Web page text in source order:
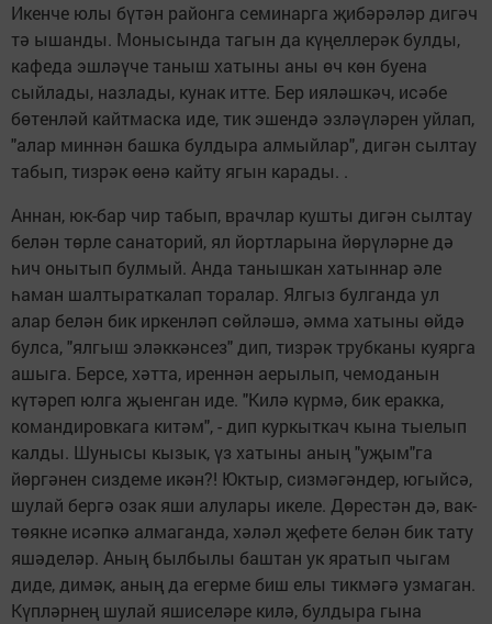
Икенче юлы бүтән районга семинарга җибәрәләр дигәч
тә ышанды. Монысында тагын да күңеллерәк булды,
кафеда эшләүче таныш хатыны аны өч көн буена
сыйлады, назлады, кунак итте. Бер ияләшкәч, исәбе
бөтенләй кайтмаска иде, тик эшендә эзләүләрен уйлап,
"алар миннән башка булдыра алмыйлар", дигән сылтау
табып, тизрәк өенә кайту ягын карады. .
Аннан, юк-бар чир табып, врачлар кушты дигән сылтау
белән төрле санаторий, ял йортларына йөрүләрне дә
һич онытып булмый. Анда танышкан хатыннар әле
һаман шалтыраткалап торалар. Ялгыз булганда ул
алар белән бик иркенләп сөйләшә, әмма хатыны өйдә
булса, "ялгыш эләккәнсез" дип, тизрәк трубканы куярга
ашыга. Берсе, хәтта, иреннән аерылып, чемоданын
күтәреп юлга җыенган иде. "Килә күрмә, бик еракка,
командировкага китәм", - дип куркыткач кына тыелып
калды. Шунысы кызык, үз хатыны аның "уҗым"га
йөргәнен сиздеме икән?! Юктыр, сизмәгәндер, югыйсә,
шулай бергә озак яши алулары икеле. Дөрестән дә, вак-
төякне исәпкә алмаганда, хәләл җефете белән бик тату
яшәделәр. Аның былбылы баштан ук яратып чыгам
диде, димәк, аның да егерме биш елы тикмәгә узмаган.
Күпләрнең шулай яшиселәре килә, булдыра гына